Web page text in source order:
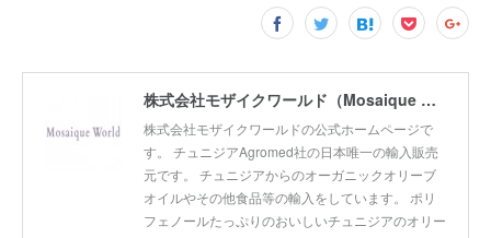
株式会社モザイクワールド（Mosaique World Co.,Ltd)
株式会社モザイクワールドの公式ホームページで
す。 チュニジアAgromed社の日本唯一の輸入販売
元です。 チュニジアからのオーガニックオリーブ
オイルやその他食品等の輸入をしています。 ポリ
フェノールたっぷりのおいしいチュニジアのオリー